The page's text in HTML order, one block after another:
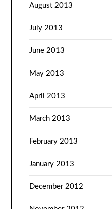
August 2013
July 2013
June 2013
May 2013
April 2013
March 2013
February 2013
January 2013
December 2012